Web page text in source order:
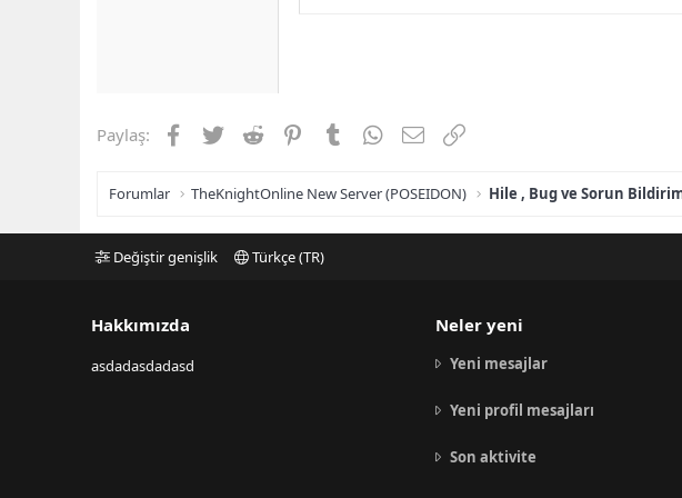
Paylaş: Facebook
TwitterReddit PinterestTumblrWhatsApp
E-postaLink
Forumlar TheKnightOnline New Server (POSEIDON) Hile , Bug ve Sorun
Değiştir genişlik Türkçe (TR)
Hakkımızda
asdadasdadasd
Neler yeni
Yeni mesajlar
Yeni profil mesajları
Son aktivite